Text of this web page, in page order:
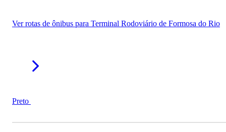
Ver rotas de ônibus para Terminal Rodoviário de Formosa do Rio
Preto